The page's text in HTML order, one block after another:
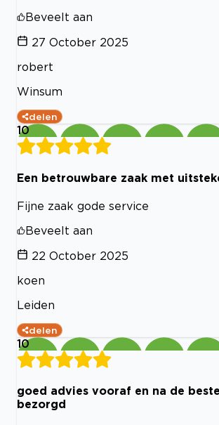
Beveelt aan
27 October 2025
robert
Winsum
delen
10
Een betrouwbare zaak met
Fijne zaak gode service
Beveelt aan
22 October 2025
koen
Leiden
delen
10
goed advies vooraf en na de
bezorgd